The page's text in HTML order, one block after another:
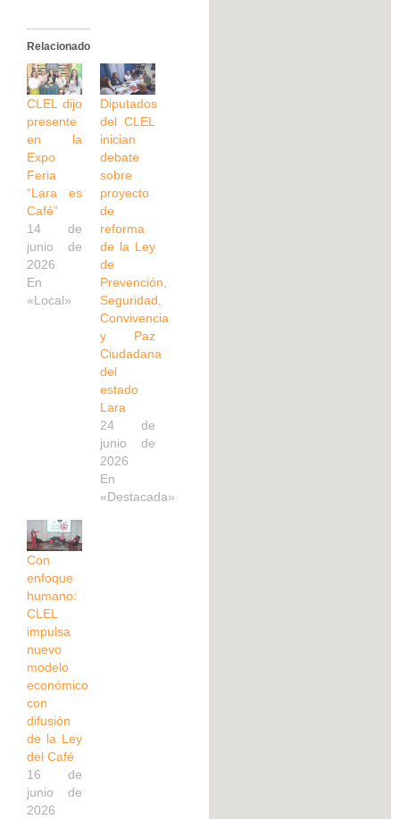
Relacionado
CLEL dijo
presente
en la
Expo
Feria
“Lara es
Café”
14 de
junio de
2026
En
«Local»
Diputados
del CLEL
inician
debate
sobre
proyecto
de
reforma
de la Ley
de
Prevención,
Seguridad,
Convivencia
y Paz
Ciudadana
del
estado
Lara
24 de
junio de
2026
En
«Destacada»
Con
enfoque
humano:
CLEL
impulsa
nuevo
modelo
económico
con
difusión
de la Ley
del Café
16 de
junio de
2026